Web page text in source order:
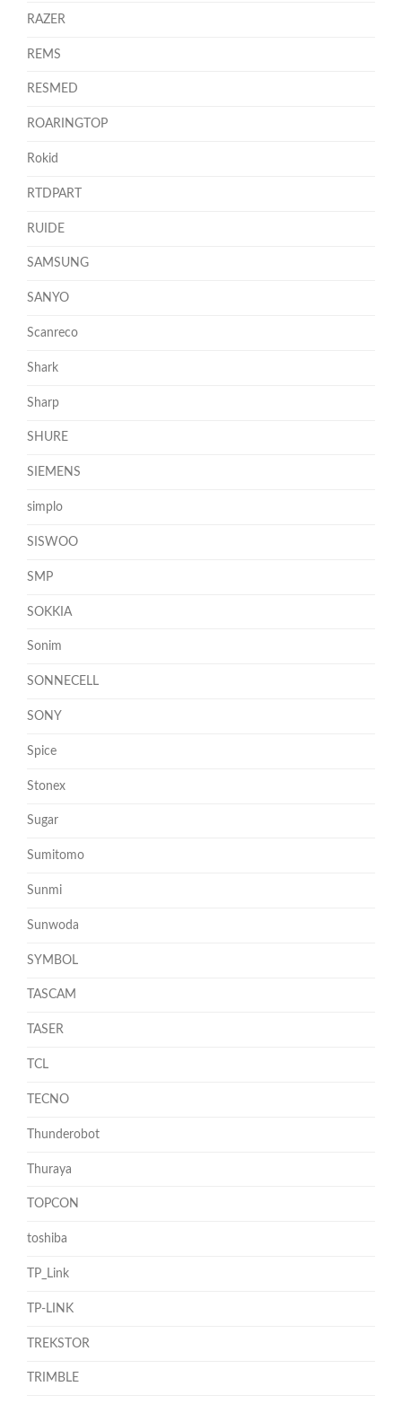
RAZER
REMS
RESMED
ROARINGTOP
Rokid
RTDPART
RUIDE
SAMSUNG
SANYO
Scanreco
Shark
Sharp
SHURE
SIEMENS
simplo
SISWOO
SMP
SOKKIA
Sonim
SONNECELL
SONY
Spice
Stonex
Sugar
Sumitomo
Sunmi
Sunwoda
SYMBOL
TASCAM
TASER
TCL
TECNO
Thunderobot
Thuraya
TOPCON
toshiba
TP_Link
TP-LINK
TREKSTOR
TRIMBLE